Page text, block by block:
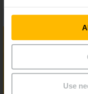
Use